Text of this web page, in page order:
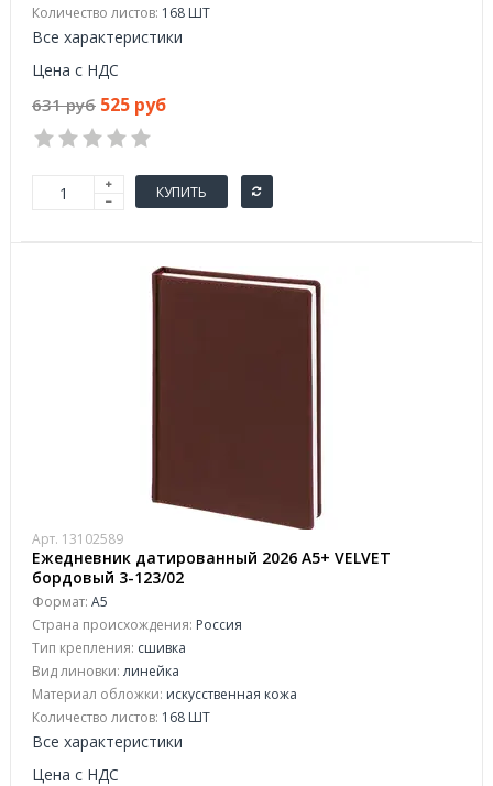
Количество листов: 168 ШТ
Все характеристики
Цена с НДС
631 руб 525 руб
КУПИТЬ
Арт. 13102589
Ежедневник датированный 2026 А5+ VELVET
бордовый 3-123/02
Формат: А5
Страна происхождения: Россия
Тип крепления: сшивка
Вид линовки: линейка
Материал обложки: искусственная кожа
Количество листов: 168 ШТ
Все характеристики
Цена с НДС